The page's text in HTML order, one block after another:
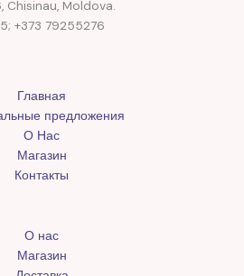
Chisinau, Moldova.
+373 79255276
Главная
предложения
О Нас
Магазин
Контакты
О нас
Магазин